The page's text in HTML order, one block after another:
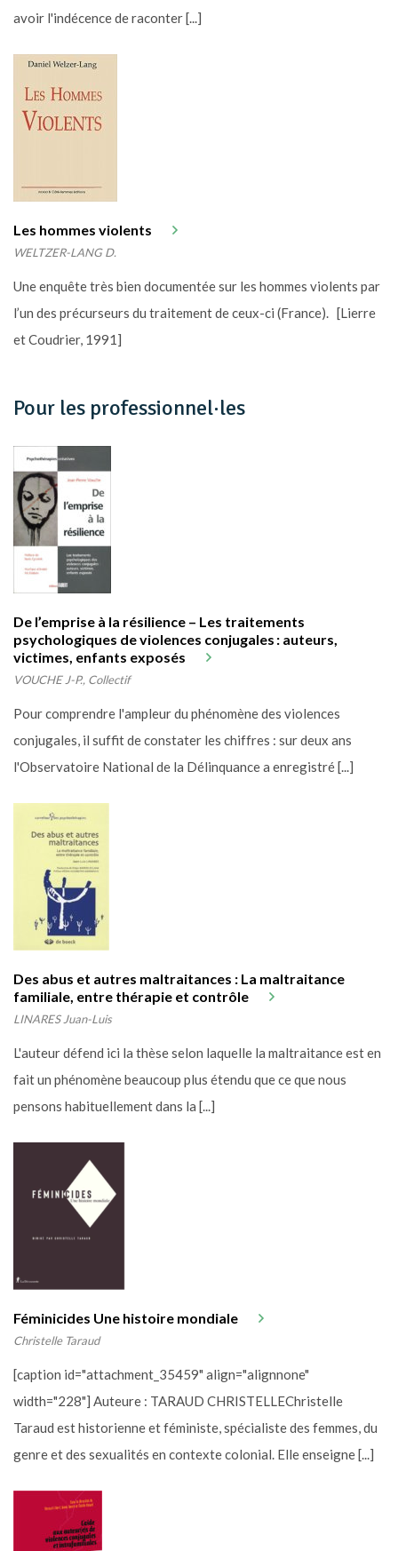
avoir l'indécence de raconter [...]
Les hommes violents
WELTZER-LANG D.
Une enquête très bien documentée sur les hommes violents par
l’un des précurseurs du traitement de ceux-ci (France). [Lierre
et Coudrier, 1991]
Pour les professionnel·les
De l’emprise à la résilience – Les traitements
psychologiques de violences conjugales : auteurs,
victimes, enfants exposés
VOUCHE J-P., Collectif
Pour comprendre l'ampleur du phénomène des violences
conjugales, il suffit de constater les chiffres : sur deux ans
l'Observatoire National de la Délinquance a enregistré [...]
Des abus et autres maltraitances : La maltraitance
familiale, entre thérapie et contrôle
LINARES Juan-Luis
L'auteur défend ici la thèse selon laquelle la maltraitance est en
fait un phénomène beaucoup plus étendu que ce que nous
pensons habituellement dans la [...]
Féminicides Une histoire mondiale
Christelle Taraud
[caption id="attachment_35459" align="alignnone"
width="228"] Auteure : TARAUD CHRISTELLEChristelle
Taraud est historienne et féministe, spécialiste des femmes, du
genre et des sexualités en contexte colonial. Elle enseigne [...]